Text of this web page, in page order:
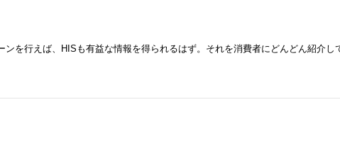
を行えば、HISも有益な情報を得られるはず。それを消費者にどんどん紹介し